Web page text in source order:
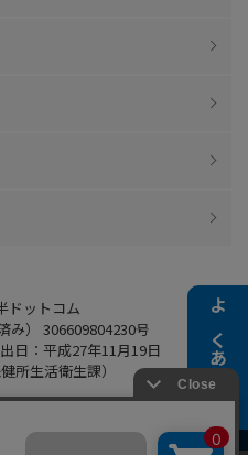
よくある質問
ドットコム
み） 306609804230号
日：平成27年11月19日
所生活衛生課）